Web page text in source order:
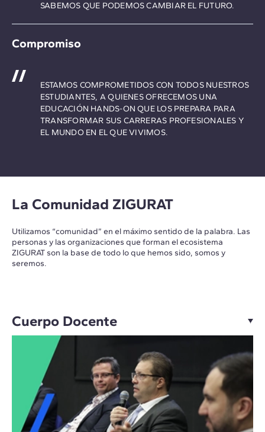
SABEMOS QUE PODEMOS CAMBIAR EL FUTURO.
Compromiso
ESTAMOS COMPROMETIDOS CON TODOS NUESTROS
ESTUDIANTES, A QUIENES OFRECEMOS UNA
EDUCACIÓN HANDS-ON QUE LOS PREPARA PARA
TRANSFORMAR SUS CARRERAS PROFESIONALES Y
EL MUNDO EN EL QUE VIVIMOS.
La Comunidad ZIGURAT
Utilizamos “comunidad” en el máximo sentido de la palabra. Las
personas y las organizaciones que forman el ecosistema
ZIGURAT son la base de todo lo que hemos sido, somos y
seremos.
Cuerpo Docente